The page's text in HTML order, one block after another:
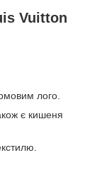
Vuitton
лого.
є кишеня